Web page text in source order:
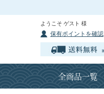
ようこそ ゲスト 様
保有ポイントを確認
全商品一覧